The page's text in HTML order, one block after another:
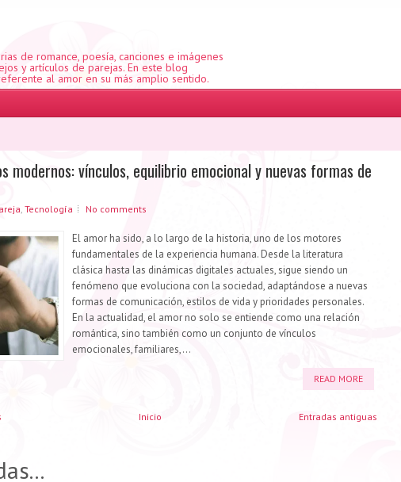
de romance, poesía, canciones e imágenes
y artículos de parejas. En este blog
al amor en su más amplio sentido.
modernos: vínculos, equilibrio emocional y nuevas formas de
, Tecnología No comments
El amor ha sido, a lo largo de la historia, uno de los motores
fundamentales de la experiencia humana. Desde la literatura
clásica hasta las dinámicas digitales actuales, sigue siendo un
fenómeno que evoluciona con la sociedad, adaptándose a nuevas
formas de comunicación, estilos de vida y prioridades personales.
En la actualidad, el amor no solo se entiende como una relación
romántica, sino también como un conjunto de vínculos
emocionales, familiares,...
READ MORE
Entradas antiguas
Inicio